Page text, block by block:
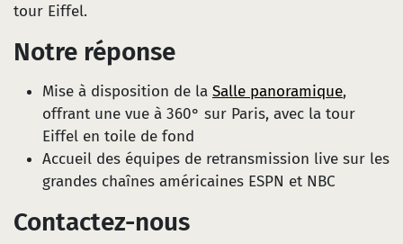
tour Eiffel.
Notre réponse
Mise à disposition de la Salle panoramique,
offrant une vue à 360° sur Paris, avec la tour
Eiffel en toile de fond
Accueil des équipes de retransmission live sur les
grandes chaînes américaines ESPN et NBC
Contactez-nous